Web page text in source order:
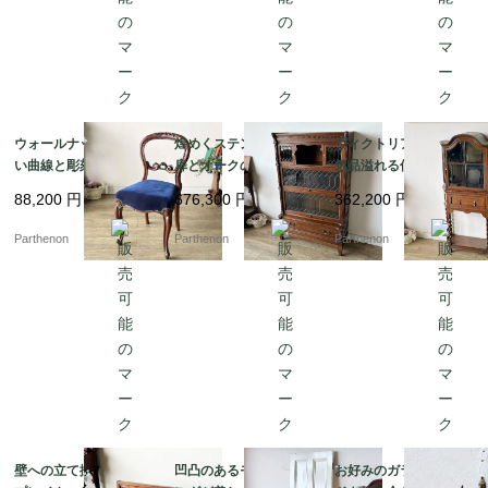
ウォールナットの美し
い曲線と彫刻が目を惹
く、空間を優雅に彩る
気品あるバルーンチェ
ア【c237-1】
88,200 円
Parthenon
煌めくステンドグラス
扉とオークの味わいが
魅力のスタッキングブ
ックケース【k184】
676,300 円
Parthenon
ヴィクトリア朝後期の
気品溢れる佇まいのツ
イストレッグ・ガラス
キャビネット【k108】
362,200 円
Parthenon
壁への立て掛けディス
凹凸のあるモールディ
お好みのガラスシェー